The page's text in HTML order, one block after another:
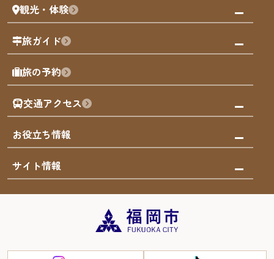
福岡グルメ
福岡を楽しむ
福岡のアート
福岡のナイトタイム
福岡の歴史・文化
サステナブルツーリズム
福岡検定
よかなび音声ガイド
観光・体験
観る・遊ぶ
屋台
買う
体験
泊まる
旅ガイド
モデルコース
AIおまかせコース
オリジナルプラン
みんなの旅行記
旅の予約
交通アクセス
市内交通ガイド
お得なチケット
お役立ち情報
お知らせ
災害情報
サイト情報
まち歩き・体験プログラム掲載申込